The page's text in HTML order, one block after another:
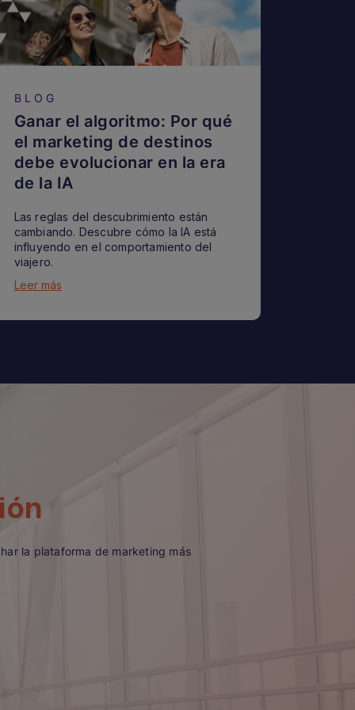
BLOG
Ganar el algoritmo: Por qué
el marketing de destinos
debe evolucionar en la era
de la IA
Las reglas del descubrimiento están
cambiando. Descubre cómo la IA está
influyendo en el comportamiento del
viajero.
Leer más
la plataforma de marketing más